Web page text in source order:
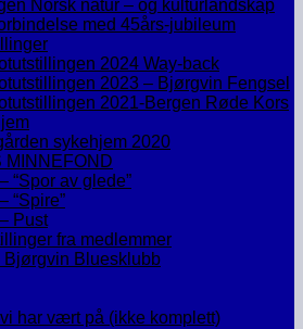
Norsk natur – og kulturlandskap
med 45års-jubileum
2024 Way-back
2023 – Bjørgvin Fengsel
2021-Bergen Røde Kors
sykehjem 2020
MINNEFOND
“Spor av glede”
“Spire”
Pust
fra medlemmer
Bjørgvin Bluesklubb
har vært på (ikke komplett)